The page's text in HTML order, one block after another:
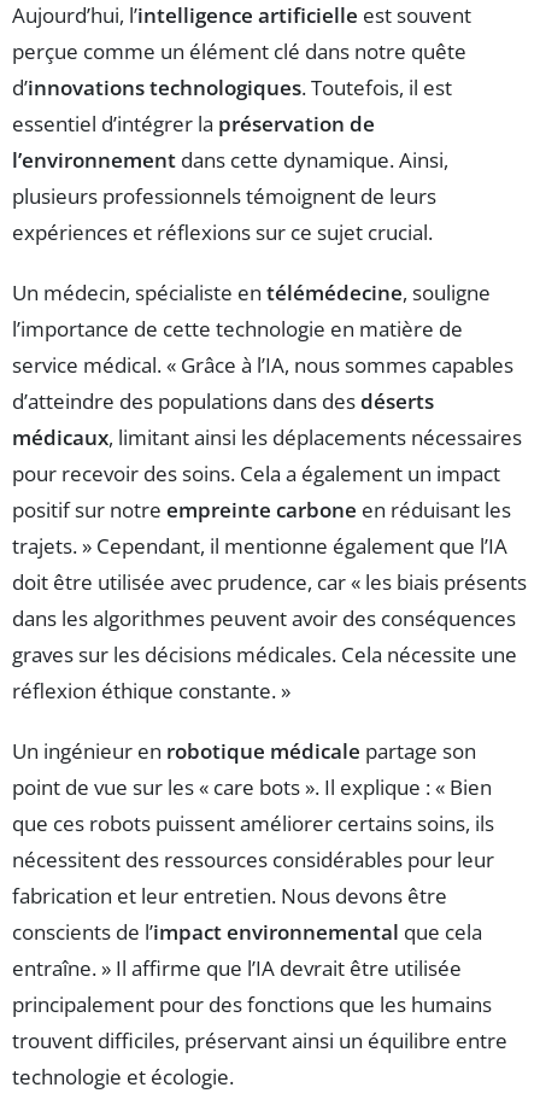
Aujourd’hui, l’intelligence artificielle est souvent
perçue comme un élément clé dans notre quête
d’innovations technologiques. Toutefois, il est
essentiel d’intégrer la préservation de
l’environnement dans cette dynamique. Ainsi,
plusieurs professionnels témoignent de leurs
expériences et réflexions sur ce sujet crucial.
Un médecin, spécialiste en télémédecine, souligne
l’importance de cette technologie en matière de
service médical. « Grâce à l’IA, nous sommes capables
d’atteindre des populations dans desdéserts
médicaux, limitant ainsi les déplacements nécessaires
pour recevoir des soins. Cela a également un impact
positif sur notre empreinte carbone en réduisant les
trajets. » Cependant, il mentionne également que l’IA
doit être utilisée avec prudence, car « les biais présents
dans les algorithmes peuvent avoir des conséquences
graves sur les décisions médicales. Cela nécessite une
réflexion éthique constante. »
Un ingénieur en robotique médicale partage son
point de vue sur les « care bots ». Il explique : « Bien
que ces robots puissent améliorer certains soins, ils
nécessitent des ressources considérables pour leur
fabrication et leur entretien. Nous devons être
conscients de l’impact environnemental que cela
entraîne. » Il affirme que l’IA devrait être utilisée
principalement pour des fonctions que les humains
trouvent difficiles, préservant ainsi un équilibre entre
technologie et écologie.